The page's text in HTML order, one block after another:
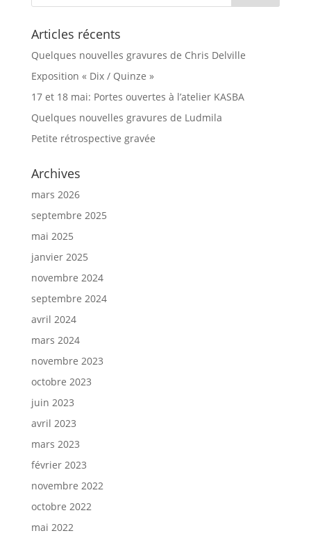
Articles récents
Quelques nouvelles gravures de Chris Delville
Exposition « Dix / Quinze »
17 et 18 mai: Portes ouvertes à l’atelier KASBA
Quelques nouvelles gravures de Ludmila
Petite rétrospective gravée
Archives
mars 2026
septembre 2025
mai 2025
janvier 2025
novembre 2024
septembre 2024
avril 2024
mars 2024
novembre 2023
octobre 2023
juin 2023
avril 2023
mars 2023
février 2023
novembre 2022
octobre 2022
mai 2022